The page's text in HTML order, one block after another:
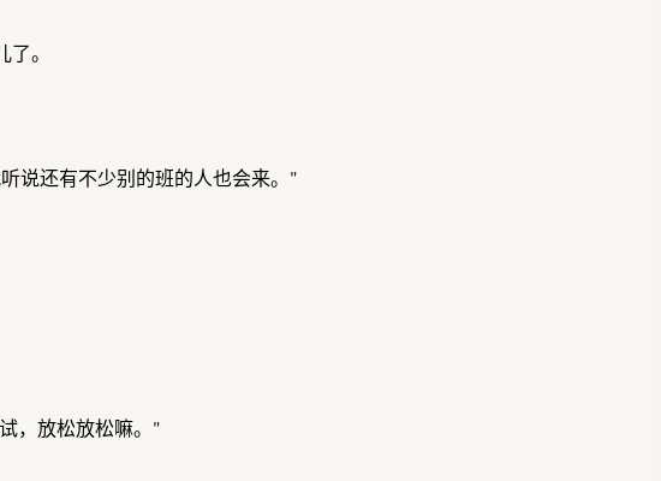
。
说还有不少别的班的人也会来。"
，放松放松嘛。"